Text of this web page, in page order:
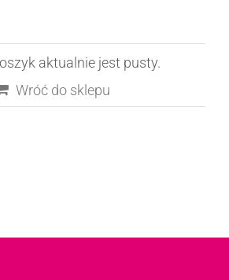
aktualnie jest pusty.
Wróć do sklepu